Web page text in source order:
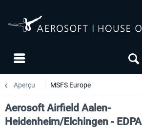
Aperçu MSFS Europe
Aerosoft Airfield Aalen-
Heidenheim/Elchingen - EDPA